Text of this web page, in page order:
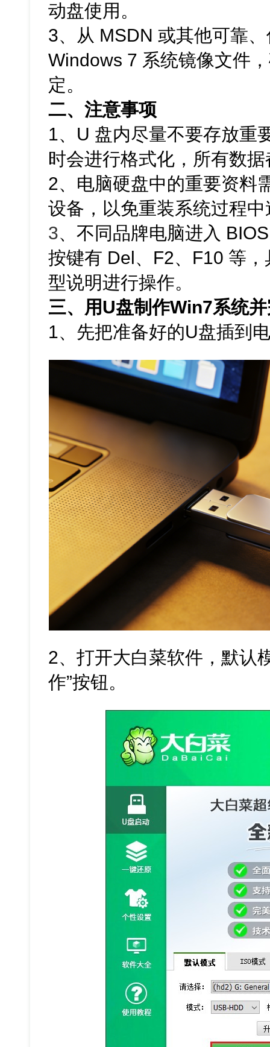
动盘使用。
3、从 MSDN 或其他可靠
Windows 7 系统镜像文件
定。
二、注意事项
1、U 盘内尽量不要存放重
时会进行格式化，所有数
2、电脑硬盘中的重要资料
设备，以免重装系统过程
3、不同品牌电脑进入
按键有 Del、F2、F10 等
型说明进行操作。
三、用U盘制作Win7系统
1、先把准备好的U盘插到
2、打开大白菜软件，默认
作”按钮。